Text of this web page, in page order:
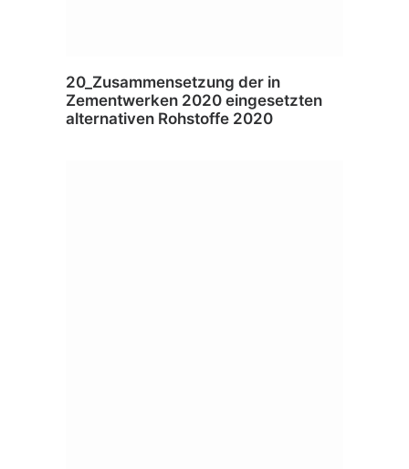
20_Zusammensetzung der in
Zementwerken 2020 eingesetzten
alternativen Rohstoffe 2020